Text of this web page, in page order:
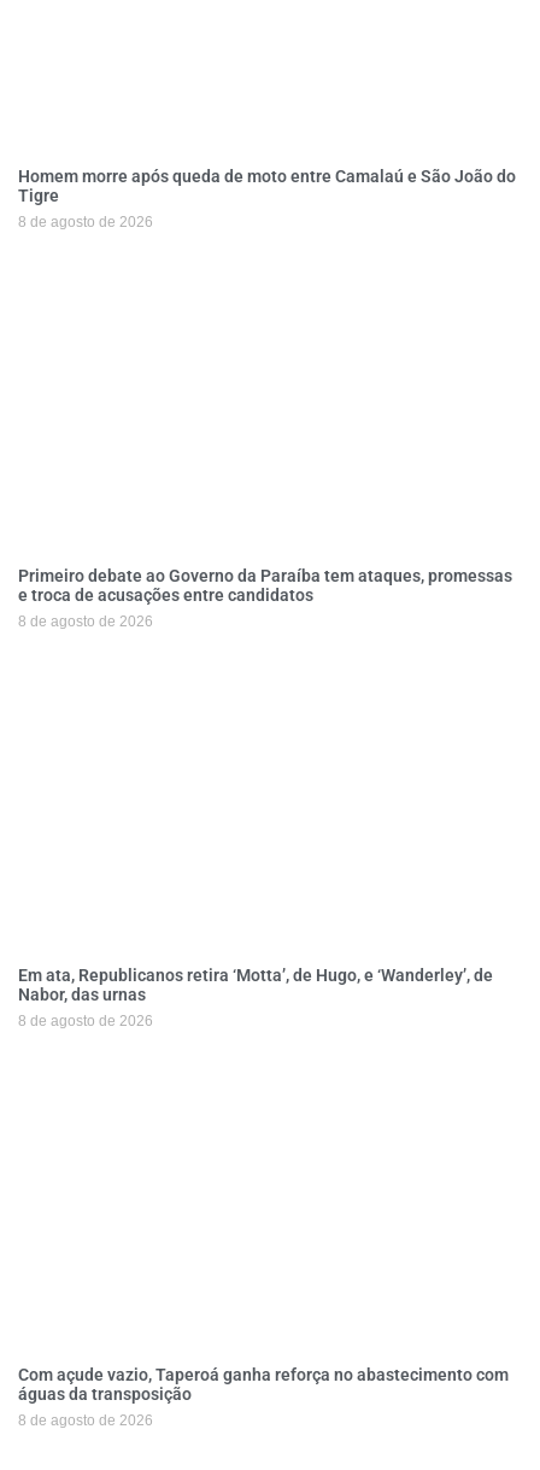
Homem morre após queda de moto entre Camalaú e São João do
Tigre
8 de agosto de 2026
Primeiro debate ao Governo da Paraíba tem ataques, promessas
e troca de acusações entre candidatos
8 de agosto de 2026
Em ata, Republicanos retira ‘Motta’, de Hugo, e ‘Wanderley’, de
Nabor, das urnas
8 de agosto de 2026
Com açude vazio, Taperoá ganha reforça no abastecimento com
águas da transposição
8 de agosto de 2026